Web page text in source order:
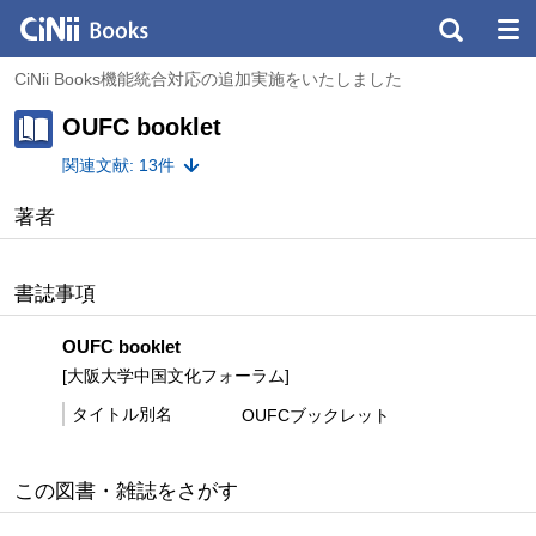
CiNii Books機能統合対応の追加実施をいたしました
OUFC booklet
関連文献: 13件
著者
書誌事項
OUFC booklet
[大阪大学中国文化フォーラム]
タイトル別名
OUFCブックレット
この図書・雑誌をさがす